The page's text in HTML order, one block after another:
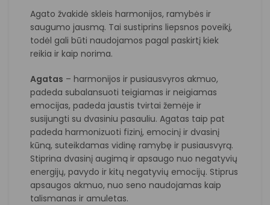
Agato žvakidė skleis harmonijos, ramybės ir
saugumo jausmą. Tai sustiprins liepsnos poveikį,
todėl gali būti naudojamos pagal paskirtį kiek
reikia ir kaip norima.
Agatas – harmonijos ir pusiausvyros akmuo,
padeda subalansuoti teigiamas ir neigiamas
emocijas, padeda jaustis tvirtai žemėje ir
susijungti su dvasiniu pasauliu. Agatas taip pat
padeda harmonizuoti fizinį, emocinį ir dvasinį
kūną, suteikdamas vidinę ramybę ir pusiausvyrą.
Stiprina dvasinį augimą ir apsaugo nuo negatyvių
energijų, pavydo ir kitų negatyvių emocijų. Stiprus
apsaugos akmuo, nuo seno naudojamas kaip
talismanas ir amuletas.